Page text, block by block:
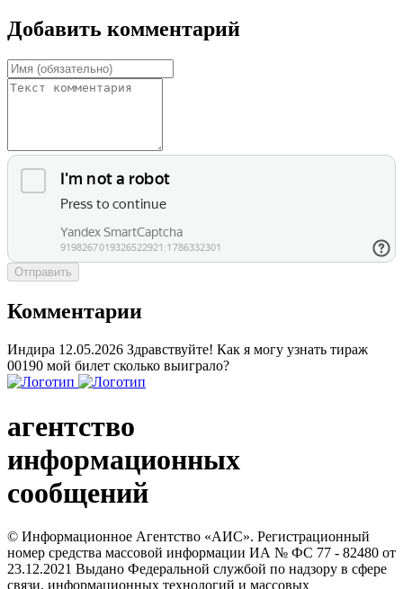
Добавить комментарий
Отправить
Комментарии
Индира 12.05.2026 Здравствуйте! Как я могу узнать тираж
00190 мой билет сколько выиграло?
агентство
информационных
сообщений
© Информационное Агентство «АИС». Регистрационный
номер средства массовой информации ИА № ФС 77 - 82480 от
23.12.2021 Выдано Федеральной службой по надзору в сфере
связи, информационных технологий и массовых